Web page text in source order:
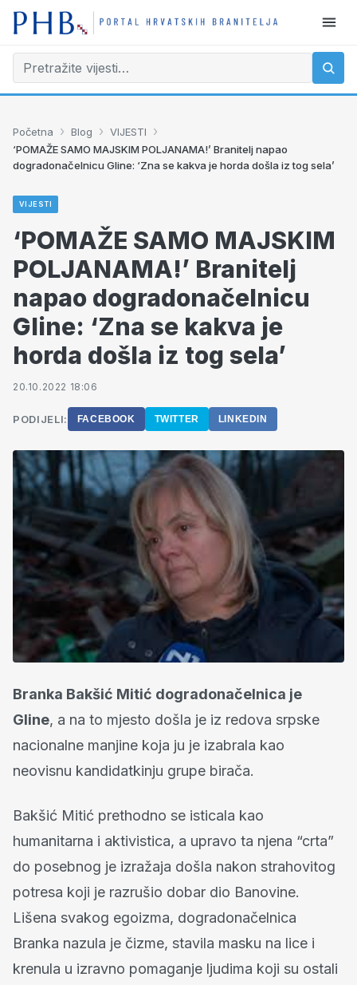
Početna › Blog › VIJESTI ›
‘POMAŽE SAMO MAJSKIM POLJANAMA!’ Branitelj napao
dogradonačelnicu Gline: ‘Zna se kakva je horda došla iz tog sela’
VIJESTI
‘POMAŽE SAMO MAJSKIM
POLJANAMA!’ Branitelj
napao dogradonačelnicu
Gline: ‘Zna se kakva je
horda došla iz tog sela’
20.10.2022 18:06
PODIJELI: FACEBOOK TWITTER LINKEDIN
Branka Bakšić Mitić dogradonačelnica je
Gline, a na to mjesto došla je iz redova srpske
nacionalne manjine koja ju je izabrala kao
neovisnu kandidatkinju grupe birača.
Bakšić Mitić prethodno se isticala kao
humanitarna i aktivistica, a upravo ta njena “crta”
do posebnog je izražaja došla nakon strahovitog
potresa koji je razrušio dobar dio Banovine.
Lišena svakog egoizma, dogradonačelnica
Branka nazula je čizme, stavila masku na lice i
krenula u izravno pomaganje ljudima koji su ostali